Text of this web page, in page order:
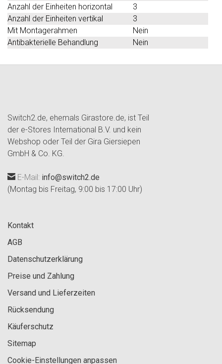
Anzahl der Einheiten horizontal
3
Anzahl der Einheiten vertikal
3
Mit Montagerahmen
Nein
Antibakterielle Behandlung
Nein
Switch2.de, ehemals Girastore.de, ist Teil
der e-Stores International B.V. und kein
Webshop oder Teil der Gira Giersiepen
GmbH & Co. KG.
E-Mail: info@switch2.de
(Montag bis Freitag, 9:00 bis 17:00 Uhr)
Kontakt
AGB
Datenschutzerklärung
Preise und Zahlung
Versand und Lieferzeiten
Rücksendung
Käuferschutz
Sitemap
Cookie-Einstellungen anpassen